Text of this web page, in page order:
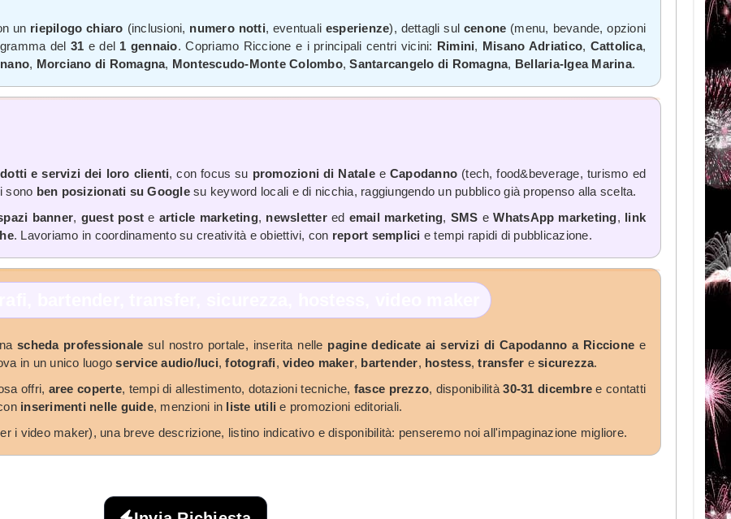
un riepilogo chiaro (inclusioni, numero notti, eventuali esperienze), dettagli sul cenone (menu, bevande, opzioni
del 31 e del 1 gennaio. Copriamo Riccione e i principali centri vicini: Rimini, Misano Adriatico, Cattolica,
, Morciano di Romagna, Montescudo-Monte Colombo,Santarcangelo di Romagna, Bellaria-Igea Marina.
e servizi dei loro clienti, con focus su promozioni di Natalee Capodanno (tech, food&beverage, turismo ed
sono ben posizionati su Googlesu keyword locali e di nicchia, raggiungendo un pubblico già propenso alla scelta.
banner, guest post e article marketing, newslettered email marketing, SMS eWhatsApp marketing, link
. Lavoriamo in coordinamento su creatività e obiettivi, con report semplici e tempi rapidi di pubblicazione.
scheda professionale sul nostro portale, inserita nelle pagine dedicate ai servizi di Capodanno a Riccione e
in un unico luogoservice audio/luci,fotografi, video maker, bartender, hostess,transfer e sicurezza.
offri, aree coperte, tempi di allestimento, dotazioni tecniche, fasce prezzo, disponibilità30-31 dicembre e contatti
inserimenti nelle guide, menzioni in liste utili e promozioni editoriali.
i video maker), una breve descrizione, listino indicativo e disponibilità: penseremo noi all'impaginazione migliore.